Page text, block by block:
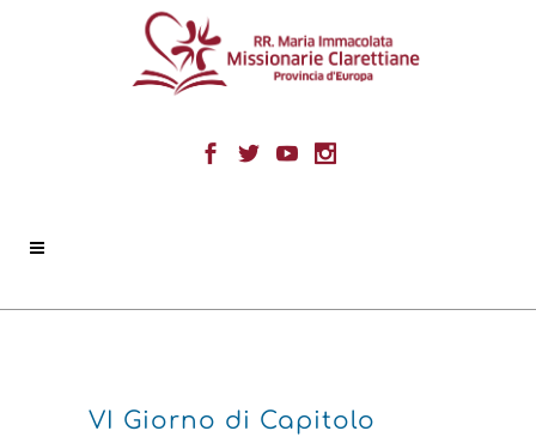
VI Giorno di Capitolo